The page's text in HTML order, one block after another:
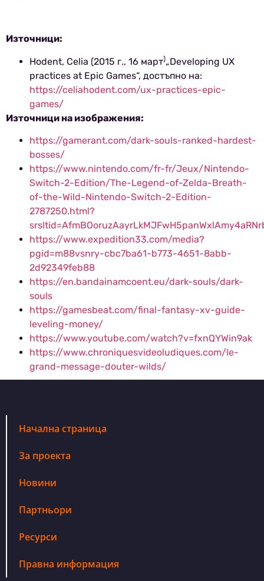
Източници:
Hodent, Celia (2015 г., 16 март)„Developing UX
practices at Epic Games“, достъпно на:
https://celiahodent.com/ux-practices-epic-
games/
Източници на изображения:
https://gamerant.com/dark-souls-ranked-hardest-
bosses/
https://www.nintendo.com/fr-fr/Jeux/Nintendo-
Switch-2-Edition/The-Legend-of-Zelda-Breath-
of-the-Wild-Nintendo-Switch-2-Edition-
2787250.html?
https://www.expedition33.com/media?
pgid=m88vsnry-cbc7ba61-b773-4651-8abb-
2d92349feb88
https://en.bandainamcoent.eu/dark-souls/dark-
souls
https://gamesbeat.com/final-fantasy-xv-guide-
leveling-money/
https://www.youtube.com/watch?v=fxnQYWin9ak
https://www.chroniquesvideoludiques.com/le-
grand-message-douter-wilds/
Начална страница
За проекта
Новини
Партньори
Ресурси
Правна информация